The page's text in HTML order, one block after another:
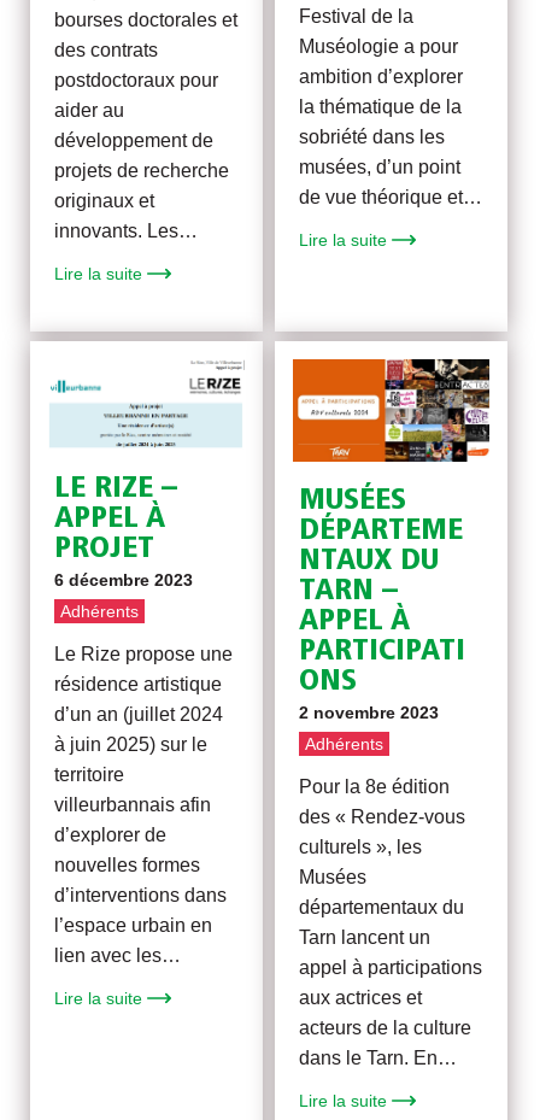
bourses doctorales et
des contrats
postdoctoraux pour
aider au
développement de
projets de recherche
originaux et
innovants. Les…
Lire la suite
Festival de la
Muséologie a pour
ambition d’explorer
la thématique de la
sobriété dans les
musées, d’un point
de vue théorique et…
Lire la suite
LE RIZE –
APPEL À
PROJET
6 décembre 2023
Adhérents
Le Rize propose une
résidence artistique
d’un an (juillet 2024
à juin 2025) sur le
territoire
villeurbannais afin
d’explorer de
nouvelles formes
d’interventions dans
l’espace urbain en
lien avec les…
Lire la suite
MUSÉES
DÉPARTEME
NTAUX DU
TARN –
APPEL À
PARTICIPATI
ONS
2 novembre 2023
Adhérents
Pour la 8e édition
des « Rendez-vous
culturels », les
Musées
départementaux du
Tarn lancent un
appel à participations
aux actrices et
acteurs de la culture
dans le Tarn. En…
Lire la suite